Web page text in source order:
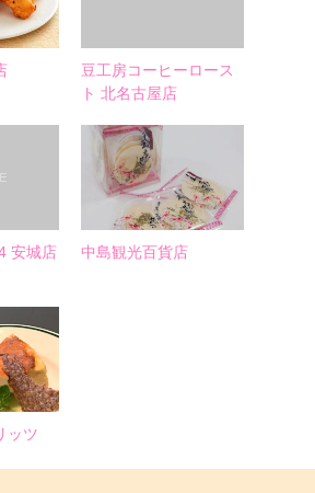
豆工房コーヒーロース
ト 北名古屋店
安城店 中島観光百貨店
ッツ